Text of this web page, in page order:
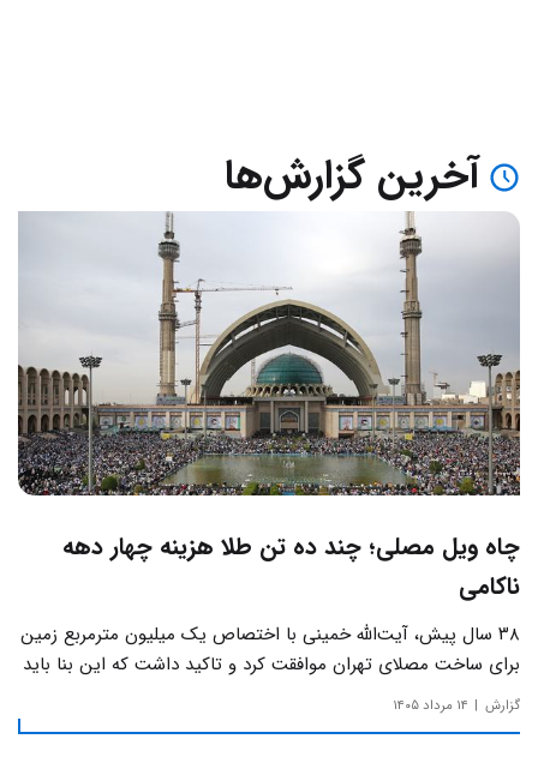
آخرین گزارش‌ها
چاه ویل مصلی؛ چند ده تن طلا هزینه چهار دهه
ناکامی
۳۸ سال پیش، آیت‌الله خمینی با اختصاص یک میلیون مترمربع زمین
برای ساخت مصلای تهران موافقت کرد و تاکید داشت که این بنا باید
به دور از زرق‌وبرق و یادآور سادگی مساجد صدر اسلام باشد.
گزارش ۱۴ مرداد ۱۴۰۵